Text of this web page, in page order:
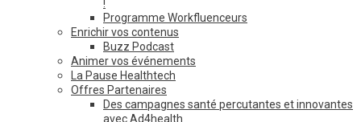
!
Programme Workfluenceurs
Enrichir vos contenus
Buzz Podcast
Animer vos événements
La Pause Healthtech
Offres Partenaires
Des campagnes santé percutantes et innovantes
avec Ad4health